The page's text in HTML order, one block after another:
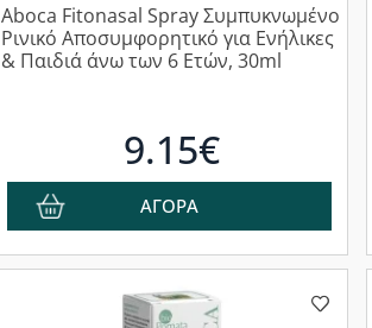
Aboca Fitonasal Spray Συμπυκνωμένο
Ρινικό Αποσυμφορητικό για Ενήλικες
& Παιδιά άνω των 6 Ετών, 30ml
9.15€
ΑΓΟΡΑ